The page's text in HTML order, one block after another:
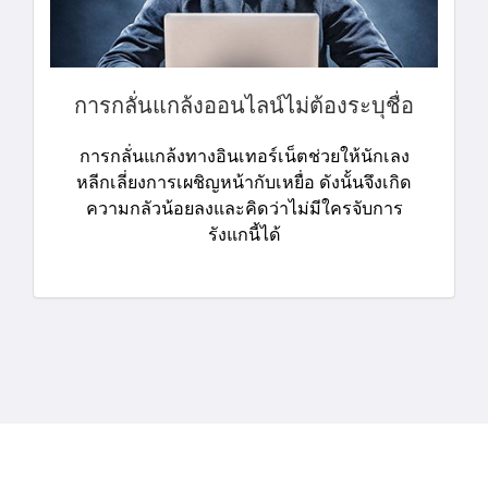
การกลั่นแกล้งออนไลน์ไม่ต้องระบุชื่อ
การกลั่นแกล้งทางอินเทอร์เน็ตช่วยให้นักเลง
หลีกเลี่ยงการเผชิญหน้ากับเหยื่อ ดังนั้นจึงเกิด
ความกลัวน้อยลงและคิดว่าไม่มีใครจับการ
รังแกนี้ได้